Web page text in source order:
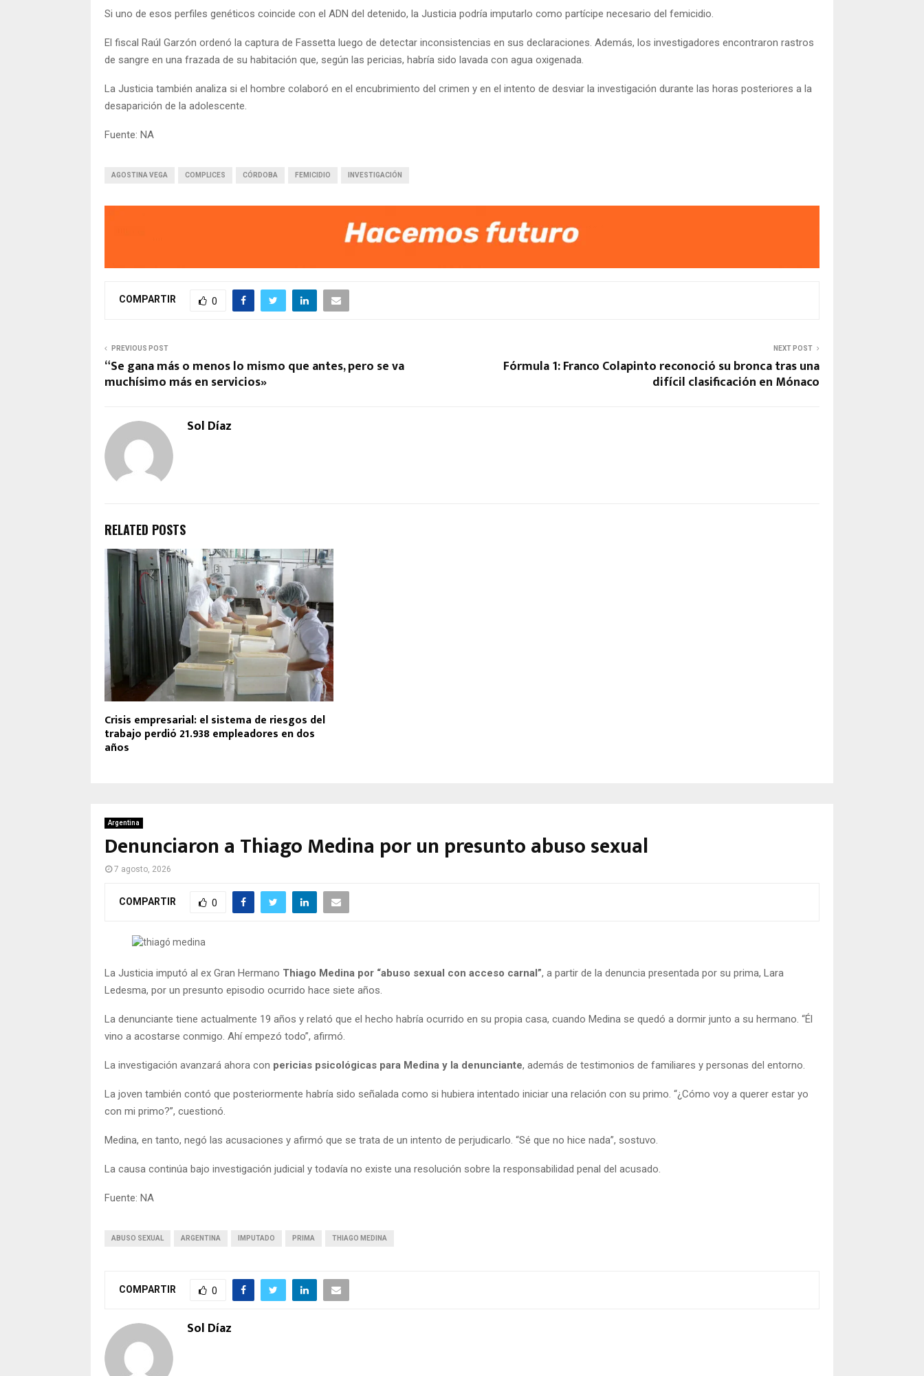
Si uno de esos perfiles genéticos coincide con el ADN del detenido, la Justicia podría imputarlo como partícipe necesario del femicidio.
El fiscal Raúl Garzón ordenó la captura de Fassetta luego de detectar inconsistencias en sus declaraciones. Además, los investigadores encontraron rastros
de sangre en una frazada de su habitación que, según las pericias, habría sido lavada con agua oxigenada.
La Justicia también analiza si el hombre colaboró en el encubrimiento del crimen y en el intento de desviar la investigación durante las horas posteriores a la
desaparición de la adolescente.
Fuente: NA
AGOSTINA VEGA COMPLICES CÓRDOBA FEMICIDIO INVESTIGACIÓN
COMPARTIR 0
PREVIOUS POST
“Se gana más o menos lo mismo que antes, pero se va
muchísimo más en servicios»
NEXT POST
Fórmula 1: Franco Colapinto reconoció su bronca tras una
difícil clasificación en Mónaco
Sol Díaz
RELATED POSTS
Crisis empresarial: el sistema de riesgos del
trabajo perdió 21.938 empleadores en dos
años
Argentina
Denunciaron a Thiago Medina por un presunto abuso sexual
7 agosto, 2026
COMPARTIR 0
La Justicia imputó al ex Gran Hermano Thiago Medina por “abuso sexual con acceso carnal”, a partir de la denuncia presentada por su prima, Lara
Ledesma, por un presunto episodio ocurrido hace siete años.
La denunciante tiene actualmente 19 años y relató que el hecho habría ocurrido en su propia casa, cuando Medina se quedó a dormir junto a su hermano. “Él
vino a acostarse conmigo. Ahí empezó todo”, afirmó.
La investigación avanzará ahora con pericias psicológicas para Medina y la denunciante, además de testimonios de familiares y personas del entorno.
La joven también contó que posteriormente habría sido señalada como si hubiera intentado iniciar una relación con su primo. “¿Cómo voy a querer estar yo
con mi primo?”, cuestionó.
Medina, en tanto, negó las acusaciones y afirmó que se trata de un intento de perjudicarlo. “Sé que no hice nada”, sostuvo.
La causa continúa bajo investigación judicial y todavía no existe una resolución sobre la responsabilidad penal del acusado.
Fuente: NA
ABUSO SEXUAL ARGENTINA IMPUTADO PRIMA THIAGO MEDINA
COMPARTIR 0
Sol Díaz